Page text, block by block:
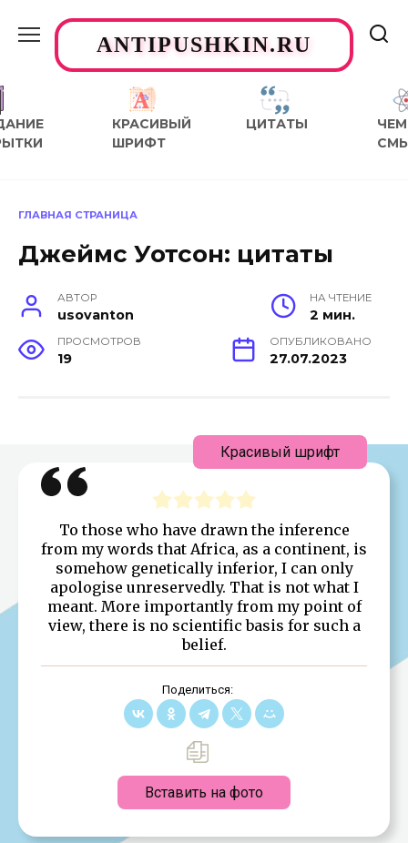
содержаниюANTIPUSHKIN.RU
КРАСИВЫЙ
ШРИФТ
ЦИТАТЫ
ЧЕМ
ГЛАВНАЯ СТРАНИЦА
Джеймс Уотсон: цитаты
АВТОР
usovanton
НА ЧТЕНИЕ
2 мин.
ПРОСМОТРОВ
19
ОПУБЛИКОВАНО
27.07.2023
To those who have drawn the inference
from my words that Africa, as a continent, is
somehow genetically inferior, I can only
apologise unreservedly. That is not what I
meant. More importantly from my point of
view, there is no scientific basis for such a
belief.
Поделиться:
Вставить на фото
Красивый шрифт